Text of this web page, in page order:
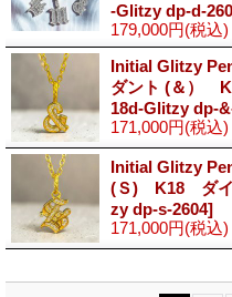
-Glitzy dp-d-
179,000円(税込)
Initial Glitzy
ダント (＆）
18d-Glitzy dp-
171,000円(税込)
Initial Glitzy
(Ｓ) K18 ダ
zy dp-s-2604]
171,000円(税込)